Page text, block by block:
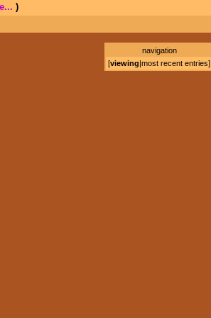
)
navigation
[viewing|most recent entries]